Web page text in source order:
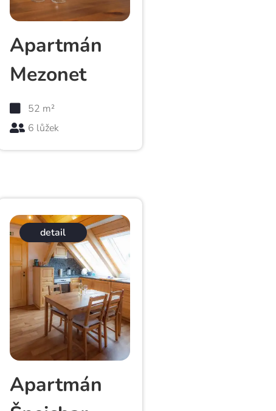
Apartmán
Mezonet
52 m²
6 lůžek
detail
Apartmán